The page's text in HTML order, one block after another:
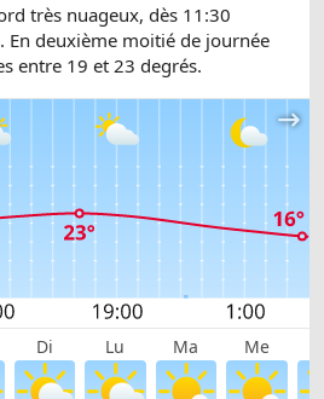
très nuageux, dès 11:30
En deuxième moitié de journée
entre 19 et 23 degrés.
Di Lu Ma Me